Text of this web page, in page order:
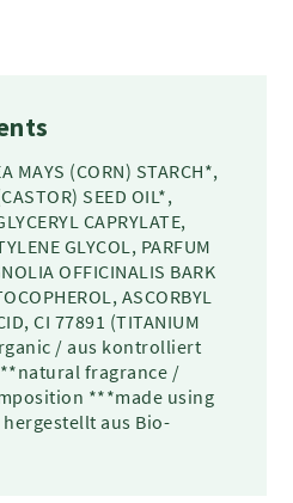
MAYS (CORN) STARCH*,
SEED OIL*,
CAPRYLATE,
GLYCOL, PARFUM
OFFICINALIS BARK
ASCORBYL
CI 77891 (TITANIUM
/ aus kontrolliert
fragrance /
***made using
aus Bio-